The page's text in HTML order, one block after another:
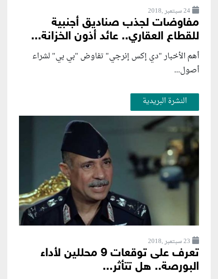
24 سبتمبر ,2018
مفاوضات لجذب صناديق أجنبية
للقطاع العقاري.. عائد أذون الخزانة...
أهم الأخبار "دي إكس إنرجي" تفاوض "بي بي" لشراء
أصول...
النشرة البريدية
23 سبتمبر ,2018
تعرف على توقعات 9 محللين لأداء
البورصة.. هل تتأثر...